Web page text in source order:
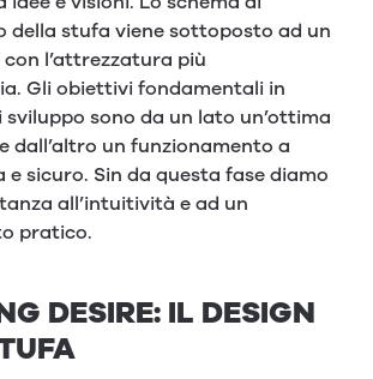
della stufa viene sottoposto ad un
l’attrezzatura più
Gli obiettivi fondamentali in
sono da un lato un’ottima
dall’altro un funzionamento a
sicuro. Sin da questa fase diamo
all’intuitività e ad un
pratico.
DESIRE: IL DESIGN